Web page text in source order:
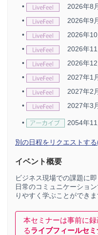
•
2026年8
• 2026年9
• 2026年
• 2026年
• 2026年
• 2027年1
• 2027年2
• 2027年3
• 2054年
別の日程をリクエストす
イベント概要
ビジネス現場での課題に
日常のコミュニケーショ
りやすく学ぶことができま
本セミナーは事前に
るライブフィールセ